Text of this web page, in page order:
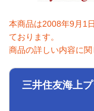
本商品は2008年9月1
ております。
商品の詳しい内容に関
三井住友海上